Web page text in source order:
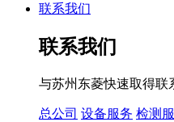
联系我们
联系我们
与苏州东菱快速取得联
总公司 设备服务 检测